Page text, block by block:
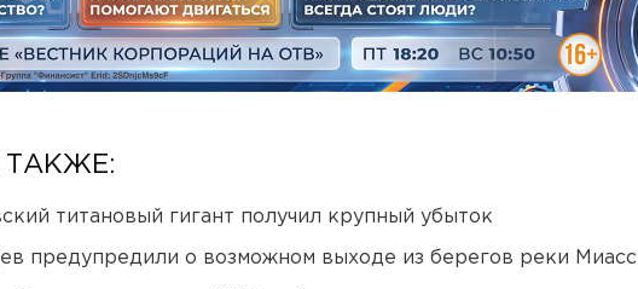
ТАКЖЕ:
титановый гигант получил крупный убыток
предупредили о возможном выходе из берегов реки Миасс